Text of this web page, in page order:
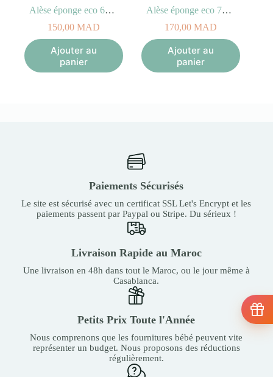
Alèse éponge eco 60 x 120cm Blanc
150,00 MAD
Ajouter au
panier
Alèse éponge eco 70 x 140cm Blanc
170,00 MAD
Ajouter au
panier
Paiements Sécurisés
Le site est sécurisé avec un certificat SSL Let's Encrypt et les
paiements passent par Paypal ou Stripe. Du sérieux !
Livraison Rapide au Maroc
Une livraison en 48h dans tout le Maroc, ou le jour même à
Casablanca.
Petits Prix Toute l'Année
Nous comprenons que les fournitures bébé peuvent vite
représenter un budget. Nous proposons des réductions
régulièrement.